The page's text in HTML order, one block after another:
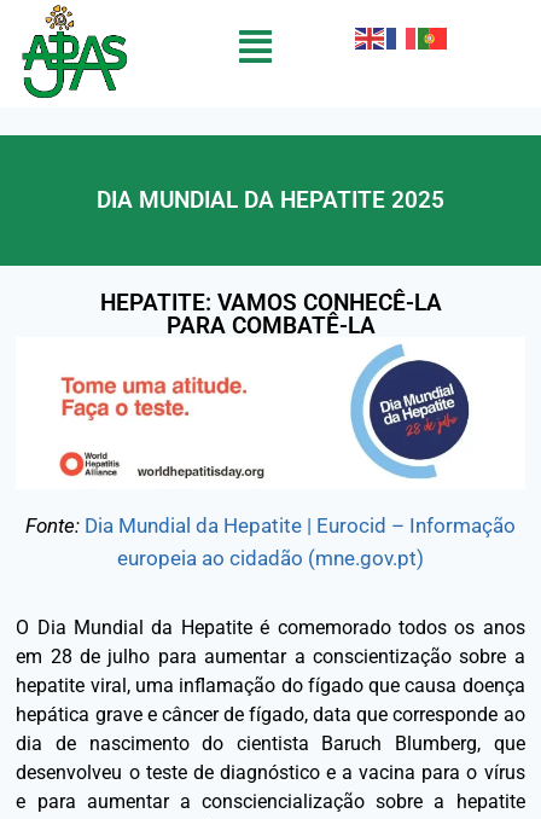
DIA MUNDIAL DA HEPATITE 2025
HEPATITE: VAMOS CONHECÊ-LA
PARA COMBATÊ-LA
Fonte: Dia Mundial da Hepatite | Eurocid – Informação
europeia ao cidadão (mne.gov.pt)
O Dia Mundial da Hepatite é comemorado todos os anos
em 28 de julho para aumentar a conscientização sobre a
hepatite viral, uma inflamação do fígado que causa doença
hepática grave e câncer de fígado, data que corresponde ao
dia de nascimento do cientista Baruch Blumberg, que
desenvolveu o teste de diagnóstico e a vacina para o vírus
e para aumentar a consciencialização sobre a hepatite